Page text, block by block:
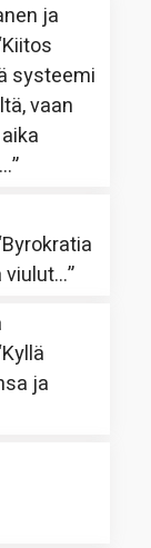
ja
Kiitos
systeemi
vaan
”
Byrokratia
viulut…”
Kyllä
ja